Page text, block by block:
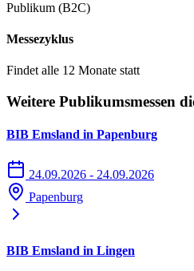
Publikum (B2C)
Messezyklus
Findet alle 12 Monate statt
Weitere Publikumsmessen
BIB Emsland in Papenburg
24.09.2026 - 24.09.2026
Papenburg
BIB Emsland in Lingen